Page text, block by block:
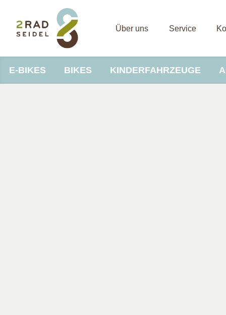
Über uns Service
E-BIKES BIKES KINDERFAHRZEUGE